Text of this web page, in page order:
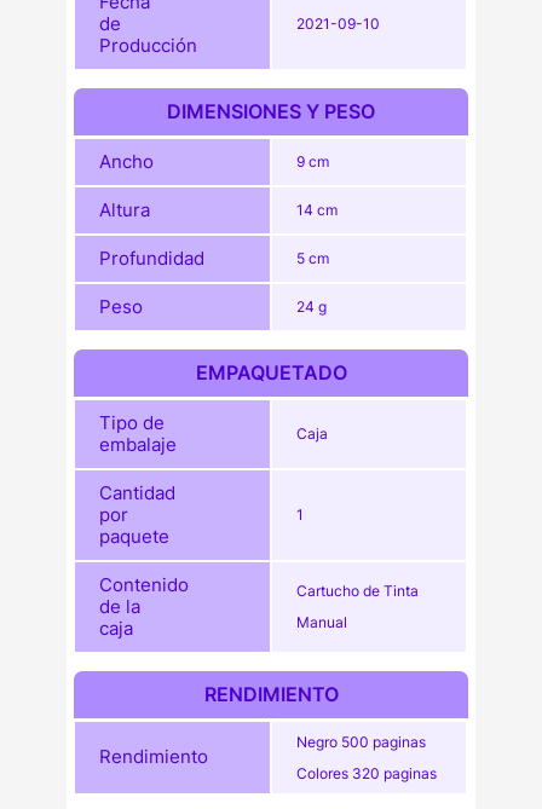
de
Producción
2021-09-10
DIMENSIONES Y PESO
Ancho 9 cm
Altura 14 cm
Profundidad 5 cm
Peso 24 g
EMPAQUETADO
Tipo de
embalaje
Caja
Cantidad
por
paquete
1
Contenido
de la
caja
Cartucho de Tinta
Manual
RENDIMIENTO
Rendimiento
Negro 500 paginas
Colores 320 paginas